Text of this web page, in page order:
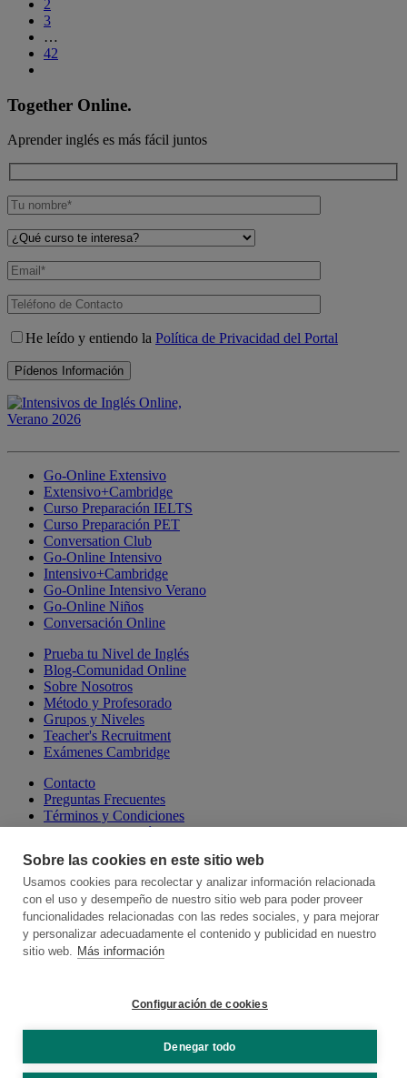
2
3
…
42
Together Online.
Aprender inglés es más fácil juntos
He leído y entiendo la Política de Privacidad del Portal
Go-Online Extensivo
Extensivo+Cambridge
Curso Preparación IELTS
Curso Preparación PET
Conversation Club
Go-Online Intensivo
Intensivo+Cambridge
Go-Online Intensivo Verano
Go-Online Niños
Conversación Online
Prueba tu Nivel de Inglés
Blog-Comunidad Online
Sobre Nosotros
Método y Profesorado
Grupos y Niveles
Teacher's Recruitment
Exámenes Cambridge
Contacto
Preguntas Frecuentes
Términos y Condiciones
Aviso Legal y Política de Privacidad
Canal de Denuncias
Talking Online School
Cambridge Escuelas Presenciales
Hablamos, Spanish Language School
Somos miembros de:
Sobre las cookies en este sitio web
Usamos cookies para recolectar y analizar información relacionada
con el uso y desempeño de nuestro sitio web para poder proveer
funcionalidades relacionadas con las redes sociales, y para mejorar
y personalizar adecuadamente el contenido y publicidad en nuestro
sitio web. Más información
Configuración de cookies
Denegar todo